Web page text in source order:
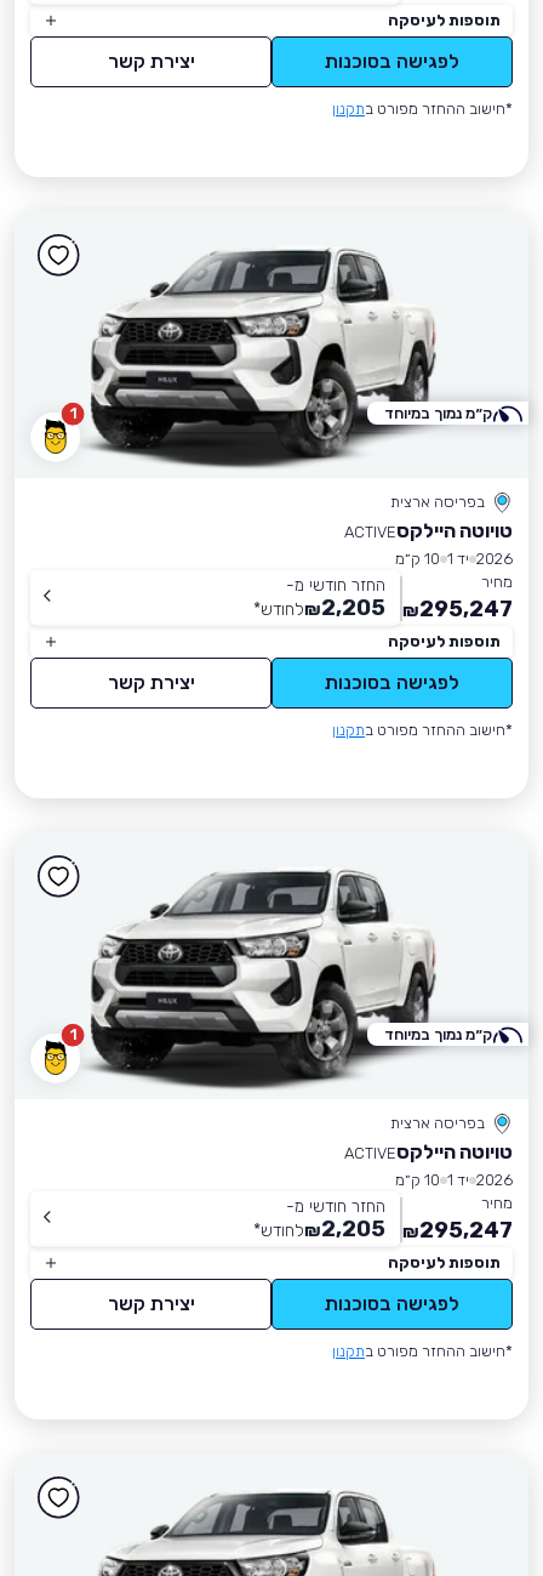
תוספות לעיסקה
לפגישה בסוכנות יצירת קשר
*חישוב ההחזר מפורט בתקנון
1
בפריסה ארצית
טויוטה היילקסACTIVE
2026 יד 1
10 ק״מ
מחיר
295,247
₪
החזר חודשי מ-
2,205
₪לחודש*
תוספות לעיסקה
לפגישה בסוכנות יצירת קשר
*חישוב ההחזר מפורט בתקנון
ק״מ נמוך במיוחד
1
בפריסה ארצית
טויוטה היילקסACTIVE
2026 יד 1
10 ק״מ
מחיר
295,247
₪
החזר חודשי מ-
2,205
₪לחודש*
תוספות לעיסקה
לפגישה בסוכנות יצירת קשר
*חישוב ההחזר מפורט בתקנון
ק״מ נמוך במיוחד